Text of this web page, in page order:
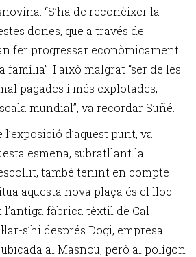
“S’ha de reconèixer la
dones, que a través de
fer progressar econòmicament
I això malgrat “ser de les
pagades i més explotades,
mundial”, va recordar Suñé.
d’aquest punt, va
esmena, subratllant la
també tenint en compte
aquesta nova plaça és el lloc
l’antiga fàbrica tèxtil de Cal
s’hi després Dogi, empresa
al Masnou, però al polígon